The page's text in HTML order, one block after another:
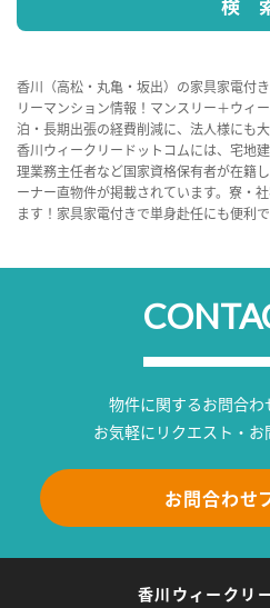
香川（高松・丸亀・坂出）の家具家電付
リーマンション情報！マンスリー＋ウィ
泊・長期出張の経費削減に、法人様にも大
香川ウィークリードットコムには、宅地
理業務主任者など国家資格保有者が在籍
ーナー直物件が掲載されています。寮・
ます！家具家電付きで単身赴任にも便利で
物件に関するお問合わ
お気軽にリクエスト・お
お問合わせ
香川ウィークリ